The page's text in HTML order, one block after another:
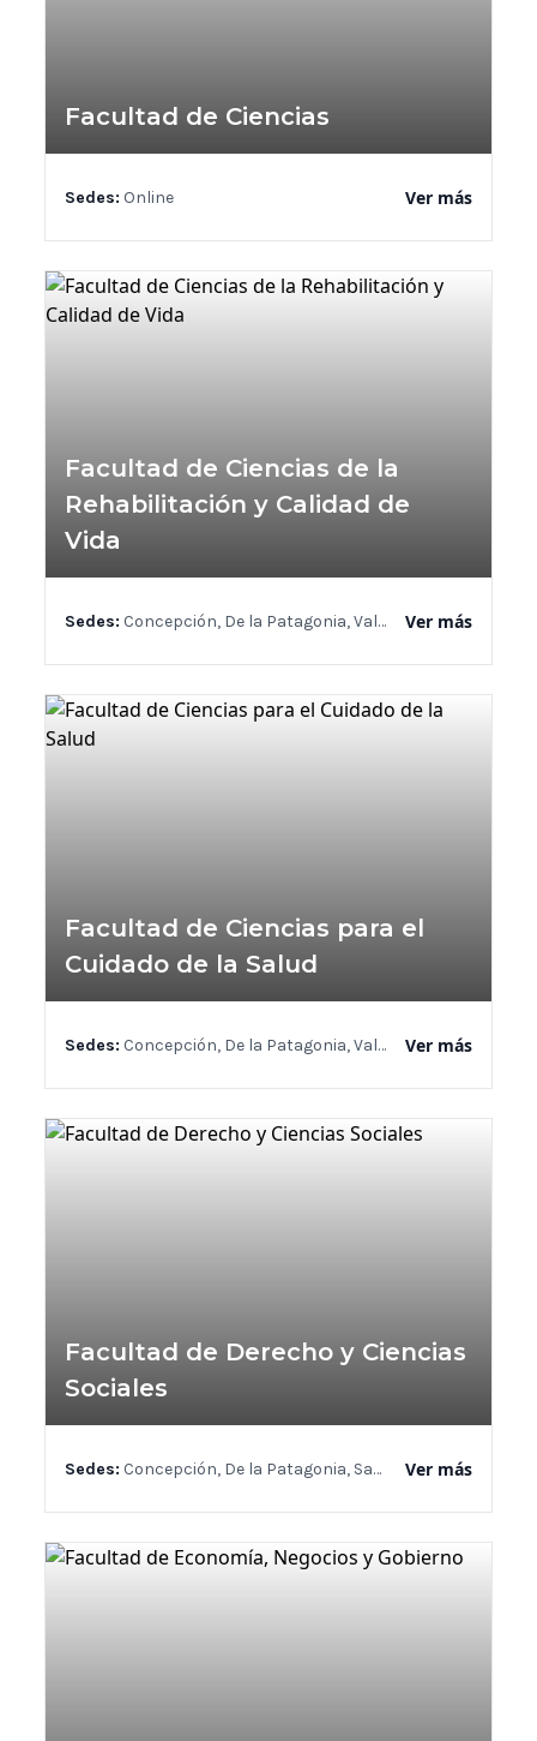
Facultad de Ciencias
Sedes: Online Ver más
Facultad de Ciencias de la
Rehabilitación y Calidad de
Vida
Sedes: Concepción, De la Patagonia, Valdivia Ver más
Facultad de Ciencias para el
Cuidado de la Salud
Sedes: Concepción, De la Patagonia, Valdivia Ver más
Facultad de Derecho y Ciencias
Sociales
Sedes: Concepción, De la Patagonia, Santiago, Valdivia Ver más